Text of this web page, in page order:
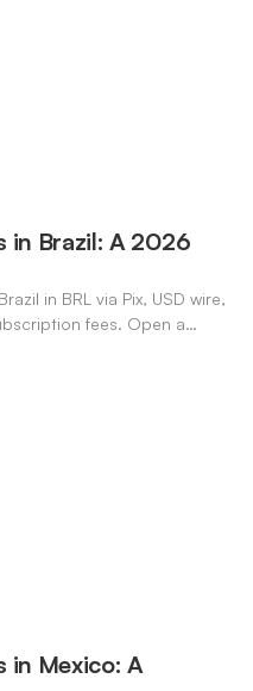
in Brazil: A 2026
in BRL via Pix, USD wire,
fees. Open a
in Mexico: A